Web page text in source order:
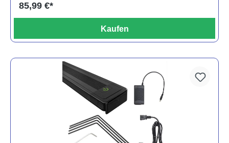
85,99 €*
Kaufen